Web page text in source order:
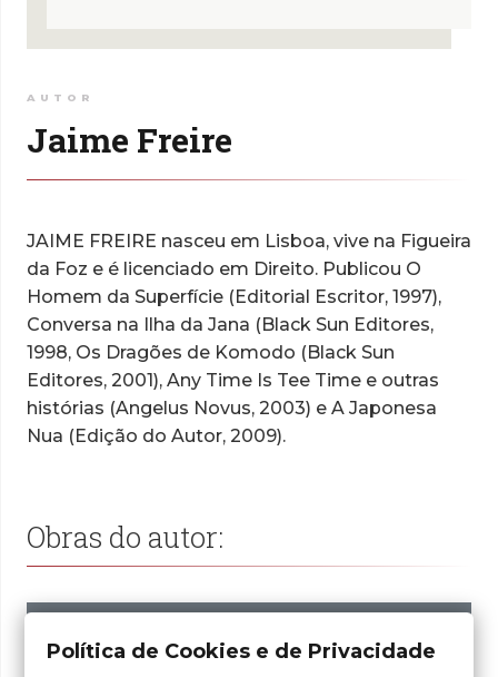
AUTOR
Jaime Freire
JAIME FREIRE nasceu em Lisboa, vive na Figueira
da Foz e é licenciado em Direito. Publicou O
Homem da Superfície (Editorial Escritor, 1997),
Conversa na Ilha da Jana (Black Sun Editores,
1998, Os Dragões de Komodo (Black Sun
Editores, 2001), Any Time Is Tee Time e outras
histórias (Angelus Novus, 2003) e A Japonesa
Nua (Edição do Autor, 2009).
Obras do autor:
Nenhum resultado encontrado.
Política de Cookies e de Privacidade